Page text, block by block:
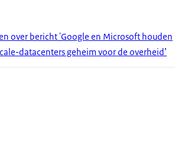
over bericht 'Google en Microsoft houden
datacenters geheim voor de overheid’